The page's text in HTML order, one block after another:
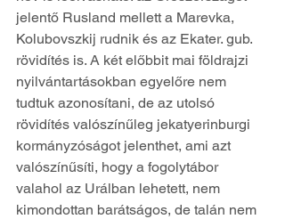
jelentő Rusland mellett a Marevka,
Kolubovszkij rudnik és az Ekater. gub.
rövidítés is. A két előbbit mai földrajzi
nyilvántartásokban egyelőre nem
tudtuk azonosítani, de az utolsó
rövidítés valószínűleg jekatyerinburgi
kormányzóságot jelenthet, ami azt
valószínűsíti, hogy a fogolytábor
valahol az Urálban lehetett, nem
kimondottan barátságos, de talán nem